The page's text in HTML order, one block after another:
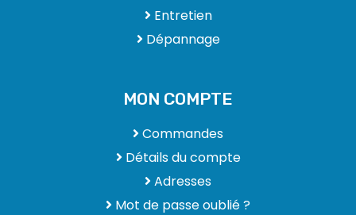
Entretien
Dépannage
MON COMPTE
Commandes
Détails du compte
Adresses
Mot de passe oublié ?